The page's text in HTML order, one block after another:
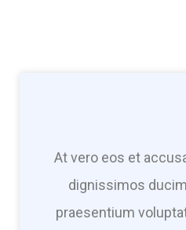
At vero eos et
dignissimos
praesentium